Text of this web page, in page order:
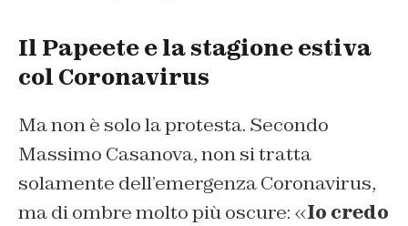
Il Papeete e la stagione estiva
col Coronavirus
Ma non è solo la protesta. Secondo
Massimo Casanova, non si tratta
solamente dell’emergenza Coronavirus,
ma di ombre molto più oscure: «Io credo